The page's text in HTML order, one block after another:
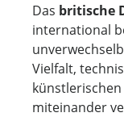
Das britische
international
Vielfalt,
miteinander